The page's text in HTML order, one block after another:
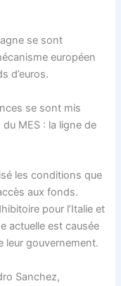
se sont
européen
d’euros.
se sont mis
du MES : la ligne de
les conditions que
aux fonds.
pour l’Italie et
actuelle est causée
leur gouvernement.
Sanchez,